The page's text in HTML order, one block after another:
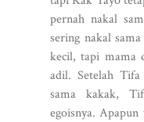
pernah nakal
sering nakal
kecil, tapi mama
adil. Setelah
sama kakak,
egoisnya.